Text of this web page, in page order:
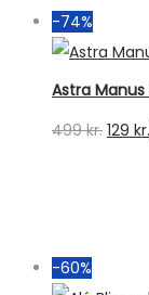
-74%
Astra
499kr. Den
129 kr.
-60%